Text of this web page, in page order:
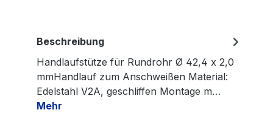
Beschreibung
Handlaufstütze für Rundrohr Ø 42,4 x 2,0
mmHandlauf zum Anschweißen Material:
Edelstahl V2A, geschliffen Montage m…
Mehr